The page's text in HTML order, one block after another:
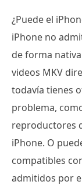
¿Puede el
iPhone no
de forma
videos MKV
todavía tienes
problema,
reproductores
iPhone. O
compatibles
admitidos por